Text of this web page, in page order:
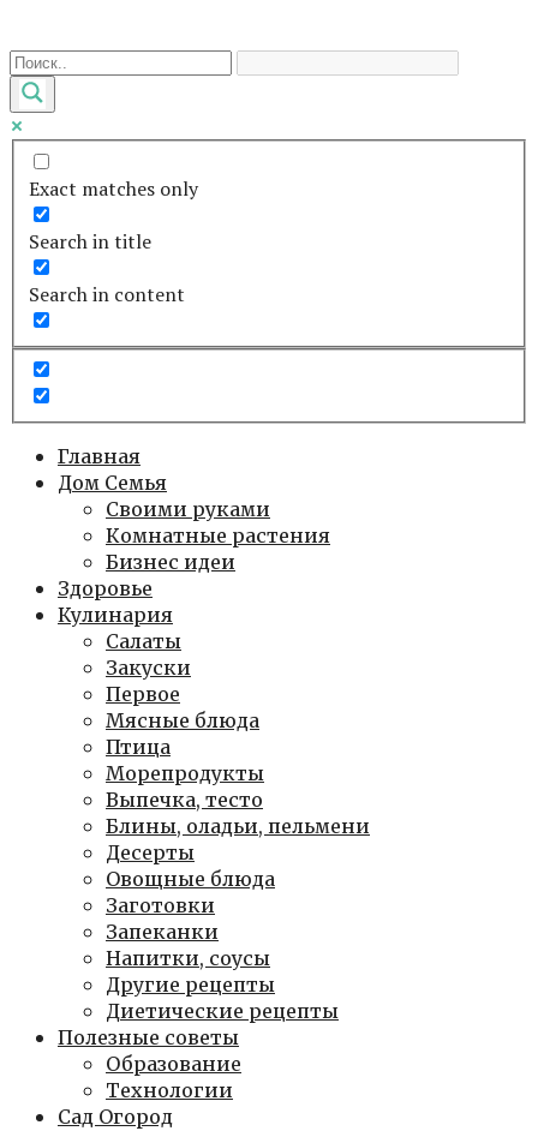
к
контенту
Exact matches only
Search in title
Search in content
Главная
Дом Семья
Своими руками
Комнатные растения
Бизнес идеи
Здоровье
Кулинария
Салаты
Закуски
Первое
Мясные блюда
Птица
Морепродукты
Выпечка, тесто
Блины, оладьи, пельмени
Десерты
Овощные блюда
Заготовки
Запеканки
Напитки, соусы
Другие рецепты
Диетические рецепты
Полезные советы
Образование
Технологии
Сад Огород